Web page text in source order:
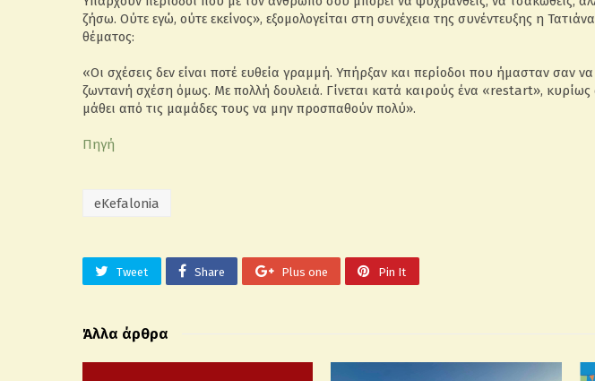
ζήσω. Ούτε εγώ, ούτε εκείνος», εξομολογείται στη συνέχεια της συνέντευξης η
θέματος:
«Οι σχέσεις δεν είναι ποτέ ευθεία γραμμή. Υπήρξαν και περίοδοι που ήμασταν σαν
ζωντανή σχέση όμως. Με πολλή δουλειά. Γίνεται κατά καιρούς ένα «restart», κυρίως
μάθει από τις μαμάδες τους να μην προσπαθούν πολύ».
Πηγή
eKefalonia
Tweet Share Plus one Pin It
Άλλα άρθρα